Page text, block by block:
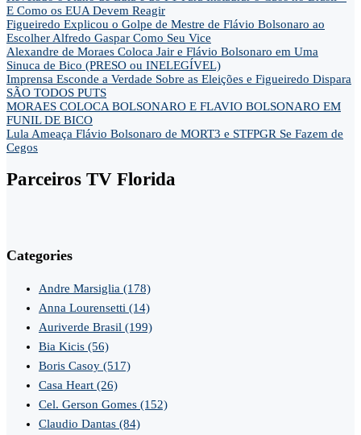
E Como os EUA Devem Reagir
Figueiredo Explicou o Golpe de Mestre de Flávio Bolsonaro ao
Escolher Alfredo Gaspar Como Seu Vice
Alexandre de Moraes Coloca Jair e Flávio Bolsonaro em Uma
Sinuca de Bico (PRESO ou INELEGÍVEL)
Imprensa Esconde a Verdade Sobre as Eleições e Figueiredo Dispara
SÃO TODOS PUTS
MORAES COLOCA BOLSONARO E FLAVIO BOLSONARO EM
FUNIL DE BICO
Lula Ameaça Flávio Bolsonaro de MORT3 e STFPGR Se Fazem de
Cegos
Parceiros TV Florida
Categories
Andre Marsiglia (178)
Anna Lourensetti (14)
Auriverde Brasil (199)
Bia Kicis (56)
Boris Casoy (517)
Casa Heart (26)
Cel. Gerson Gomes (152)
Claudio Dantas (84)